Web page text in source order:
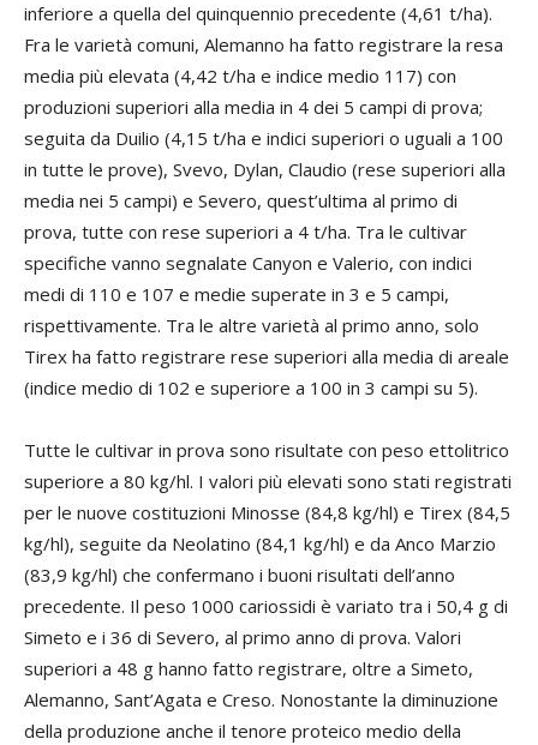
inferiore a quella del quinquennio precedente (4,61 t/ha).
Fra le varietà comuni, Alemanno ha fatto registrare la resa
media più elevata (4,42 t/ha e indice medio 117) con
produzioni superiori alla media in 4 dei 5 campi di prova;
seguita da Duilio (4,15 t/ha e indici superiori o uguali a 100
in tutte le prove), Svevo, Dylan, Claudio (rese superiori alla
media nei 5 campi) e Severo, quest’ultima al primo di
prova, tutte con rese superiori a 4 t/ha. Tra le cultivar
specifiche vanno segnalate Canyon e Valerio, con indici
medi di 110 e 107 e medie superate in 3 e 5 campi,
rispettivamente. Tra le altre varietà al primo anno, solo
Tirex ha fatto registrare rese superiori alla media di areale
(indice medio di 102 e superiore a 100 in 3 campi su 5).
Tutte le cultivar in prova sono risultate con peso ettolitrico
superiore a 80 kg/hl. I valori più elevati sono stati registrati
per le nuove costituzioni Minosse (84,8 kg/hl) e Tirex (84,5
kg/hl), seguite da Neolatino (84,1 kg/hl) e da Anco Marzio
(83,9 kg/hl) che confermano i buoni risultati dell’anno
precedente. Il peso 1000 cariossidi è variato tra i 50,4 g di
Simeto e i 36 di Severo, al primo anno di prova. Valori
superiori a 48 g hanno fatto registrare, oltre a Simeto,
Alemanno, Sant’Agata e Creso. Nonostante la diminuzione
della produzione anche il tenore proteico medio della